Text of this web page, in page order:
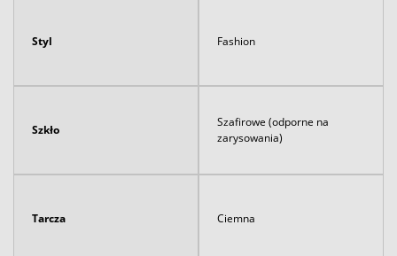
Styl Fashion
Szkło
Szafirowe (odporne na
zarysowania)
Tarcza Ciemna